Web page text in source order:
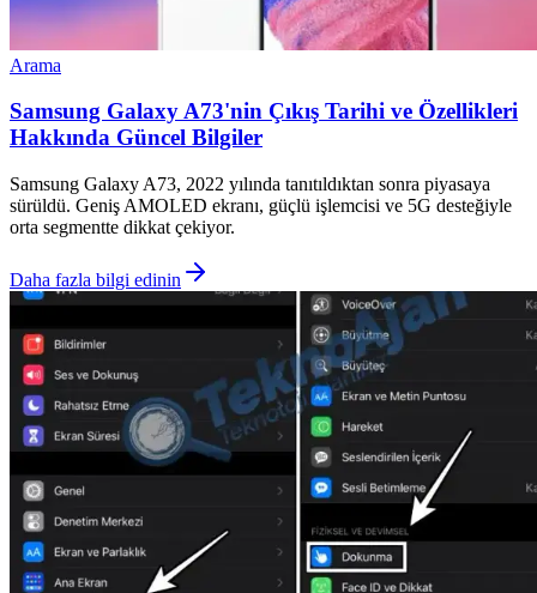
Arama
Samsung Galaxy A73'nin Çıkış Tarihi ve Özellikleri
Hakkında Güncel Bilgiler
Samsung Galaxy A73, 2022 yılında tanıtıldıktan sonra piyasaya
sürüldü. Geniş AMOLED ekranı, güçlü işlemcisi ve 5G desteğiyle
orta segmentte dikkat çekiyor.
Daha fazla bilgi edinin